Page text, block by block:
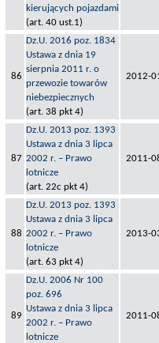
kierujących pojazdami
(art. 40 ust.1)
86
Dz.U. 2016 poz. 1834
Ustawa z dnia 19
sierpnia 2011 r. o
przewozie towarów
niebezpiecznych
(art. 38 pkt 4)
2012-
87
Dz.U. 2013 poz. 1393
Ustawa z dnia 3 lipca
2002 r. – Prawo
lotnicze
(art. 22c pkt 4)
2011-
88
Dz.U. 2013 poz. 1393
Ustawa z dnia 3 lipca
2002 r. – Prawo
lotnicze
(art. 63 pkt 4)
2013-
89
Dz.U. 2006 Nr 100
poz. 696
Ustawa z dnia 3 lipca
2002 r. – Prawo
lotnicze
2011-